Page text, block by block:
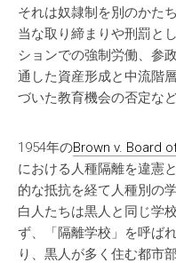
それは奴隷制を別のかた
当な取り締まりや刑罰と
ションでの強制労働、参
通した資産形成と中流階
づいた教育機会の否定など
1954年のBrown v. Board
における人種隔離を違憲
的な抵抗を経て人種別の
白人たちは黒人と同じ学
ず、「隔離学校」を呼ば
り、黒人が多く住む都市